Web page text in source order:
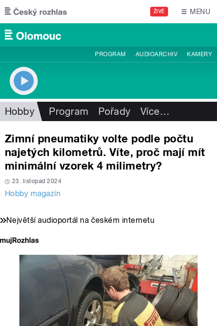
Přejít k hlavnímu obsahu
ŽIVĚ MENU
PROGRAM AUDIOARCHIV KAMERY
Hobby Program Pořady Více…
Zimní pneumatiky volte podle počtu
najetých kilometrů. Víte, proč mají mít
minimální vzorek 4 milimetry?
23. listopad 2024
Hobby magazín
Největší audioportál na českém internetu